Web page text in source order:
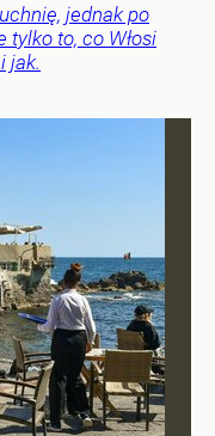
jednak po
to, co Włosi
jak.